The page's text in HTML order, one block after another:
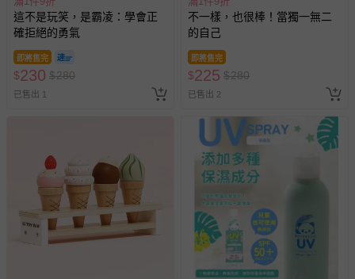
這不是玩笑，是霸凌：學會正
確拒絕的勇氣
即將售完
$230 $280
已售出 1
不一樣，也很棒！當獨一無二
的自己
即將售完
$225 $280
已售出 2